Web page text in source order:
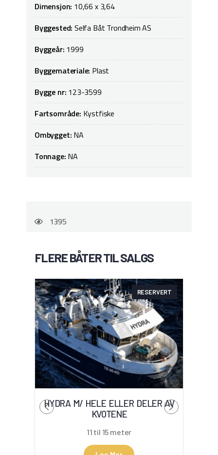
Dimensjon: 10,66 x 3,64
Byggested:Selfa Båt Trondheim AS
Byggeår: 1999
Byggemateriale: Plast
Bygge nr: 123-3599
Fartsområde: Kystfiske
Ombygget: NA
Tonnage: NA
1395
FLERE BÅTER TIL SALGS
RESERVERT
HYDRA M/ HELE ELLER DELER AV
KVOTENE
11 til 15 meter